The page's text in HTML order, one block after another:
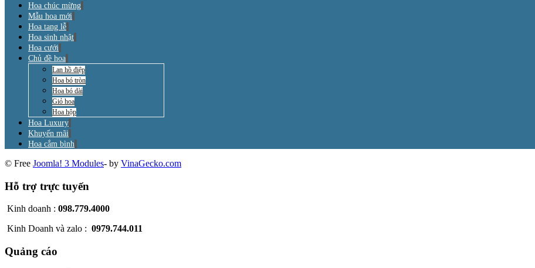
Hoa chúc mừng
Mẫu hoa mới
Hoa tang lễ
Hoa sinh nhật
Hoa cưới
Chủ đề hoa
Lan hồ điệp
Hoa bó tròn
Hoa bó dài
Giỏ hoa
Hoa hộp
Hoa Luxury
Khuyến mãi
Hoa cắm bình
© Free Joomla! 3 Modules- by VinaGecko.com
Hỗ trợ trực tuyến
Kinh doanh : 098.779.4000
Kinh Doanh và zalo : 0979.744.011
Quảng cáo